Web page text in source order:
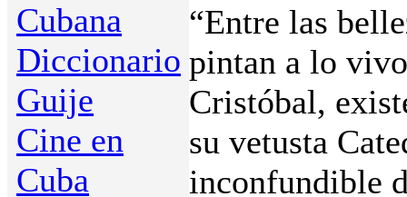
Cubana
Diccionario
Guije
Cine en
Cuba
“Entre las
pintan a lo
Cristóbal,
su vetusta
inconfundible